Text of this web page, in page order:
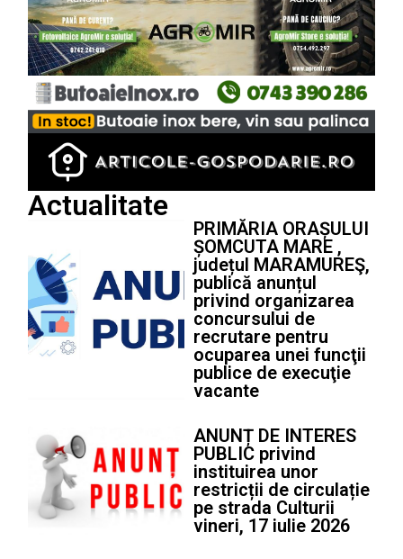
Actualitate
PRIMĂRIA ORAȘULUI
ȘOMCUTA MARE ,
județul MARAMUREŞ,
publică anunțul
privind organizarea
concursului de
recrutare pentru
ocuparea unei funcţii
publice de execuţie
vacante
ANUNȚ DE INTERES
PUBLIC privind
instituirea unor
restricții de circulație
pe strada Culturii
vineri, 17 iulie 2026